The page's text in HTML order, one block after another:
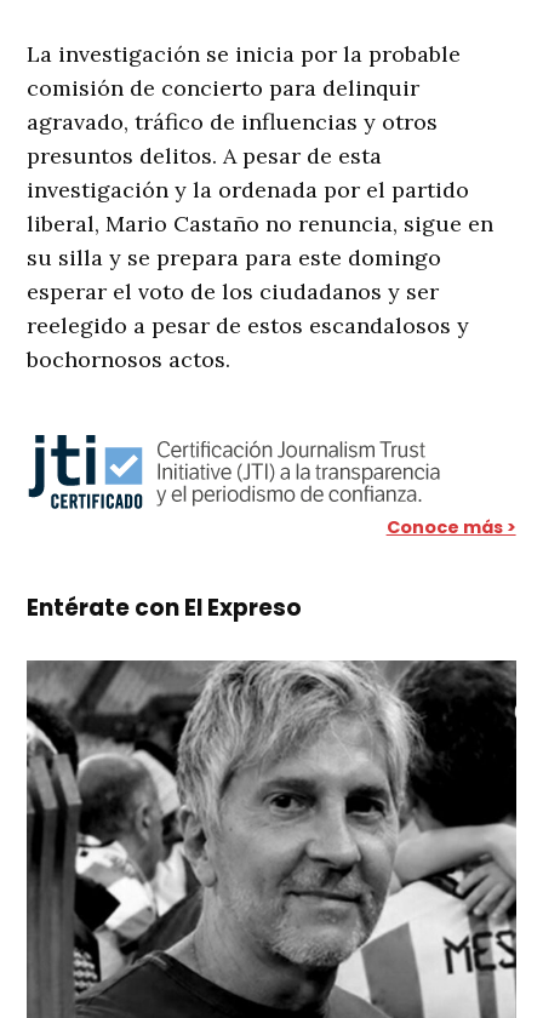
La investigación se inicia por la probable
comisión de concierto para delinquir
agravado, tráfico de influencias y otros
presuntos delitos. A pesar de esta
investigación y la ordenada por el partido
liberal, Mario Castaño no renuncia, sigue en
su silla y se prepara para este domingo
esperar el voto de los ciudadanos y ser
reelegido a pesar de estos escandalosos y
bochornosos actos.
Conoce más >
Entérate con El Expreso